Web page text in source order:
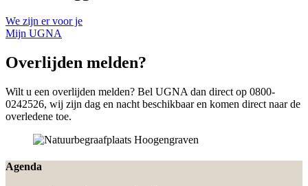
We zijn er voor je
Mijn UGNA
Overlijden melden?
Wilt u een overlijden melden? Bel UGNA dan direct op 0800-
0242526, wij zijn dag en nacht beschikbaar en komen direct naar de
overledene toe.
Agenda